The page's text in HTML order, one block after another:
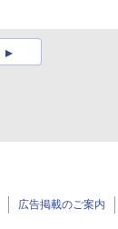
広告掲載のご案内